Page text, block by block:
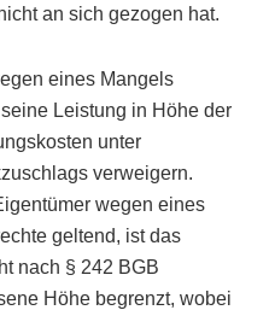
an sich gezogen hat.
eines Mangels
Leistung in Höhe der
unter
verweigern.
wegen eines
geltend, ist das
nach § 242 BGB
Höhe begrenzt, wobei